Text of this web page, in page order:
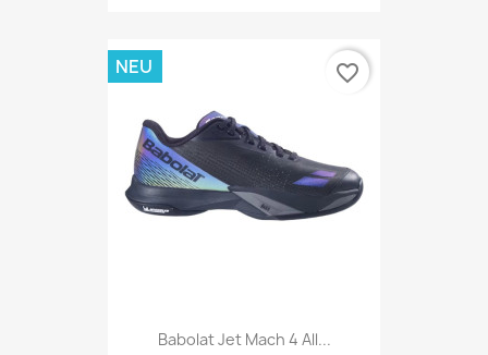
Babolat Jet Mach 4 All...
NEU favorite_border